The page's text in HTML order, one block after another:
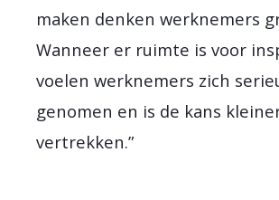
maken denken werknemers
Wanneer er ruimte is voor
voelen werknemers zich
genomen en is de kans
vertrekken.”